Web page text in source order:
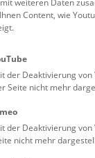
dauerhaft zu
Mumifizierungen
Ab dem
nach
Techniken der
erfunden.
Stücke historische
weiteren Daten
Content, wie
der Deaktivierung
Seite nicht mehr
der Deaktivierung
nicht mehr